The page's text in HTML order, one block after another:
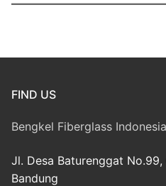
FIND US
Bengkel Fiberglass
Jl. Desa Baturenggat
Bandung